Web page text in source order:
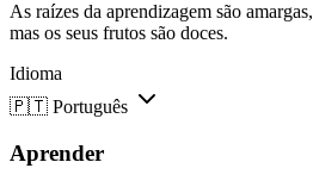
As raízes da aprendizagem são amargas,
mas os seus frutos são doces.
Idioma
🇵🇹 Português
Aprender